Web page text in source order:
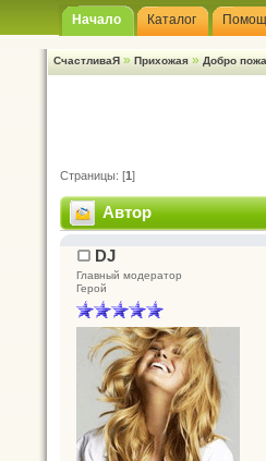
Начало Каталог
СчастливаЯ » Прихожая » Добро
Страницы: [1]
Автор
DJ
Главный модератор
Герой